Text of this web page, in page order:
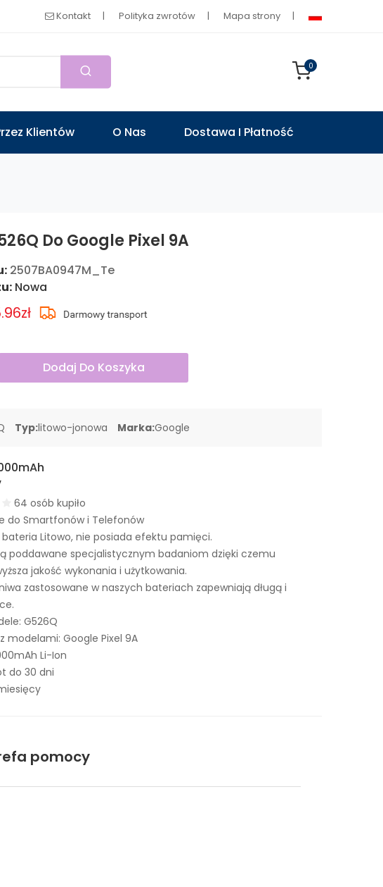
Kontakt Polityka zwrotów Mapa strony
0
Klientów O Nas Dostawa I Płatność
Do Google Pixel 9A
2507BA0947M_Te
Nowa
Dodaj Do Koszyka
Typ:litowo-jonowa Marka:Google
64 osób kupiło
do Smartfonów i Telefonów
bateria Litowo, nie posiada efektu pamięci.
poddawane specjalistycznym badaniom dzięki czemu
jakość wykonania i użytkowania.
zastosowane w naszych bateriach zapewniają długą i
G526Q
modelami: Google Pixel 9A
Li-Ion
do 30 dni
pomocy